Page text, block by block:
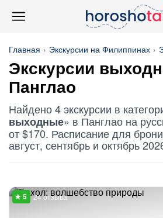
Главная Экскурсии на Филиппинах
Экскурсии
Панглао
Найдено 4 экскурсии в
выходные» в Панглао на
от $170. Расписание для
август, сентябрь и октябрь
24 отзыва